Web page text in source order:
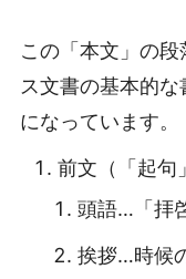
この「本文」の
ス文書の基本的
になっています。
前文（「起句
頭語…「拝
挨拶…時候